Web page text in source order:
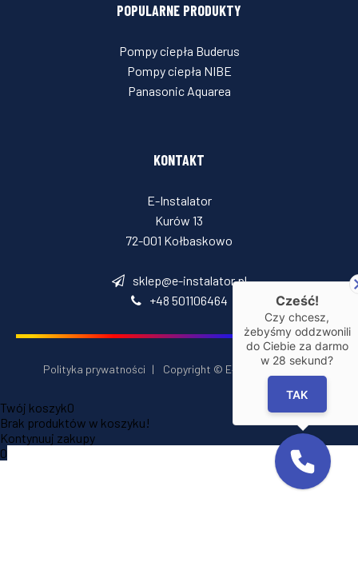
POPULARNE PRODUKTY
Pompy ciepła Buderus
Pompy ciepła NIBE
Panasonic Aquarea
KONTAKT
E-Instalator
Kurów 13
72-001 Kołbaskowo
sklep@e-instalator.pl
+48 501106464
Polityka prywatności | Copyright © E‑Installator 2026
Twój koszyk0
Brak produktów w koszyku!
Kontynuuj zakupy
0
Cześć!
Czy chcesz,
żebyśmy oddzwonili
do Ciebie za darmo
w 28 sekund?
TAK